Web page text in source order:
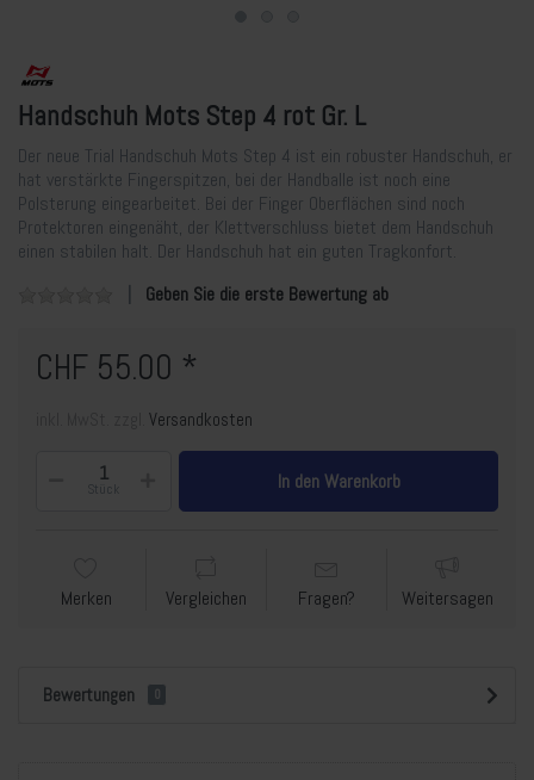
Handschuh Mots Step 4 rot Gr. L
Der neue Trial Handschuh Mots Step 4 ist ein robuster Handschuh, er
hat verstärkte Fingerspitzen, bei der Handballe ist noch eine
Polsterung eingearbeitet. Bei der Finger Oberflächen sind noch
Protektoren eingenäht, der Klettverschluss bietet dem Handschuh
einen stabilen halt. Der Handschuh hat ein guten Tragkonfort.
Geben Sie die erste Bewertung ab
CHF 55.00 *
Versandkosten
Stück In den Warenkorb
Merken Vergleichen Fragen? Weitersagen
Bewertungen 0